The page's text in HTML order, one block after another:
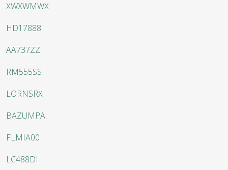
XWXWMWX
HD17888
AA737ZZ
RM555SS
LORNSRX
BAZUMPA
FLMIA00
LC488DI